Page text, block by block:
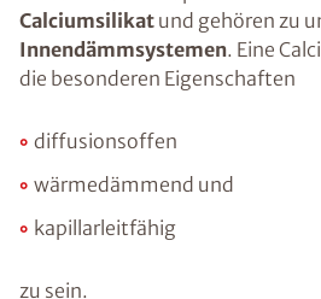
Calciumsilikat und gehören zu
Innendämmsystemen. Eine
die besonderen Eigenschaften
diffusionsoffen
wärmedämmend und
kapillarleitfähig
zu sein.